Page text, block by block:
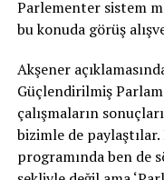
Parlementer sistem
bu konuda görüş
Akşener
Güçlendirilmiş
çalışmaların
bizimle de
programında ben de